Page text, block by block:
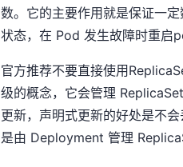
数。它的主要作用就是保证一
状态，在 Pod 发生故障时重启
官方推荐不要直接使用
级的概念，它会管理
更新，声明式更新的好处是不
是由 Deployment 管理